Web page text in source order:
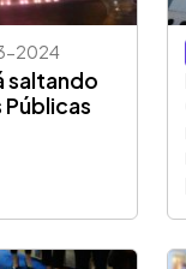
2024
saltando